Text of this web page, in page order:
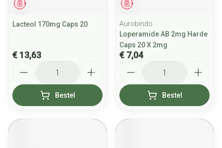
Geneesmiddel
Lacteol 170mg Caps 20
€ 13,63
Bestel
Geneesmiddel
Aurobindo
Loperamide AB 2mg Harde
Caps 20 X 2mg
€ 7,04
Bestel